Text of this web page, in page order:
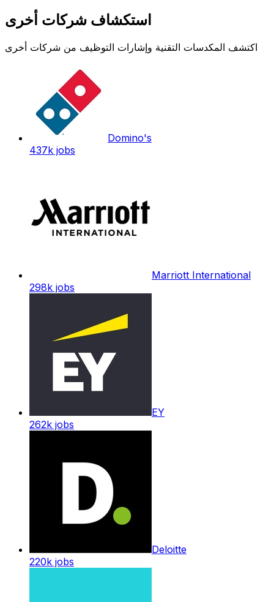
استكشاف شركات أخرى
اكتشف المكدسات التقنية وإشارات التوظيف من شركات أخرى
Domino's
437k jobs
Marriott International
298k jobs
EY
262k jobs
Deloitte
220k jobs